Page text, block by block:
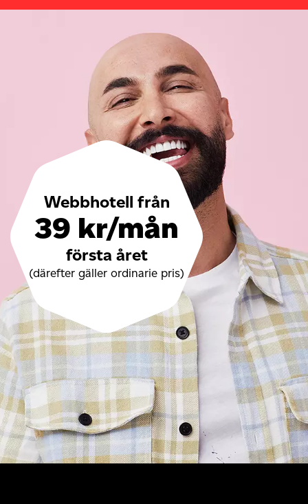
Webbhotell från
39 kr/mån
första året
(därefter gäller ordinarie pris)